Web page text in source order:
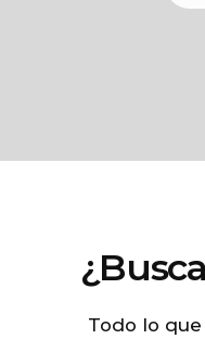
Todo lo